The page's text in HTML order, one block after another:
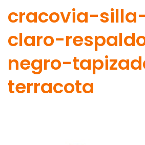
cracovia-
claro-
negro-
terracota